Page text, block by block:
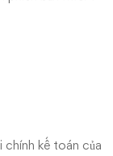
chính kế toán của